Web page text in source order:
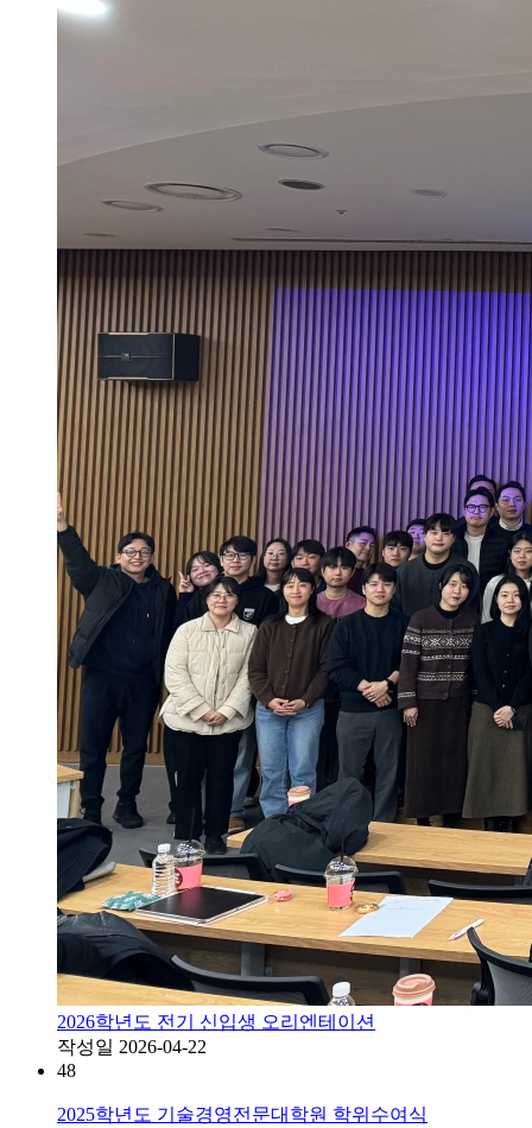
2026학년도 전기 신입생 오리엔테이션
작성일 2026-04-22
48
2025학년도 기술경영전문대학원 학위수여식